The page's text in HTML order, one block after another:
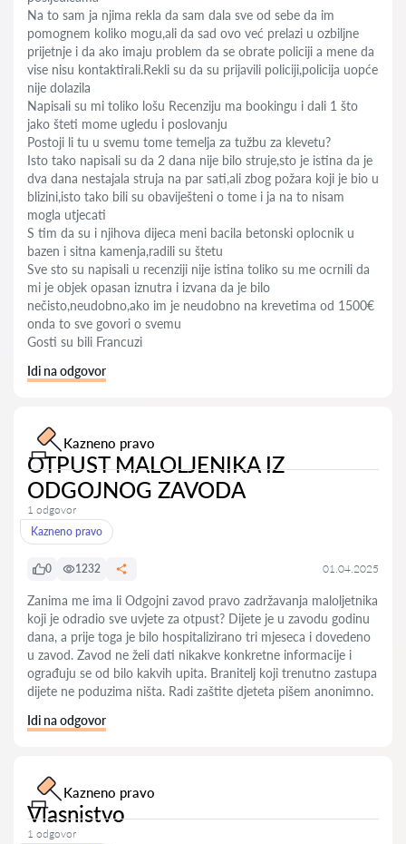
Na to sam ja njima rekla da sam dala sve od sebe da im
pomognem koliko mogu,ali da sad ovo već prelazi u ozbiljne
prijetnje i da ako imaju problem da se obrate policiji a mene da
vise nisu kontaktirali.Rekli su da su prijavili policiji,policija uopće
nije dolazila
Napisali su mi toliko lošu Recenziju ma bookingu i dali 1 što
jako šteti mome ugledu i poslovanju
Postoji li tu u svemu tome temelja za tužbu za klevetu?
Isto tako napisali su da 2 dana nije bilo struje,sto je istina da je
dva dana nestajala struja na par sati,ali zbog požara koji je bio u
blizini,isto tako bili su obaviješteni o tome i ja na to nisam
mogla utjecati
S tim da su i njihova dijeca meni bacila betonski oplocnik u
bazen i sitna kamenja,radili su štetu
Sve sto su napisali u recenziji nije istina toliko su me ocrnili da
mi je objek opasan iznutra i izvana da je bilo
nečisto,neudobno,ako im je neudobno na krevetima od 1500€
onda to sve govori o svemu
Gosti su bili Francuzi
Idi na odgovor
Kazneno pravo
OTPUST MALOLJENIKA IZ
ODGOJNOG ZAVODA
1 odgovor
Kazneno pravo
0 1232 01.04.2025
Zanima me ima li Odgojni zavod pravo zadržavanja maloljetnika
koji je odradio sve uvjete za otpust? Dijete je u zavodu godinu
dana, a prije toga je bilo hospitalizirano tri mjeseca i dovedeno
u zavod. Zavod ne želi dati nikakve konkretne informacije i
ograđuju se od bilo kakvih upita. Branitelj koji trenutno zastupa
dijete ne poduzima ništa. Radi zaštite djeteta pišem anonimno.
Idi na odgovor
Kazneno pravo
Vlasnistvo
1 odgovor